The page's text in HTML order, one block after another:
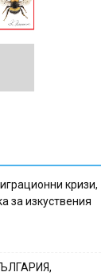
кризи,
за изкуствения